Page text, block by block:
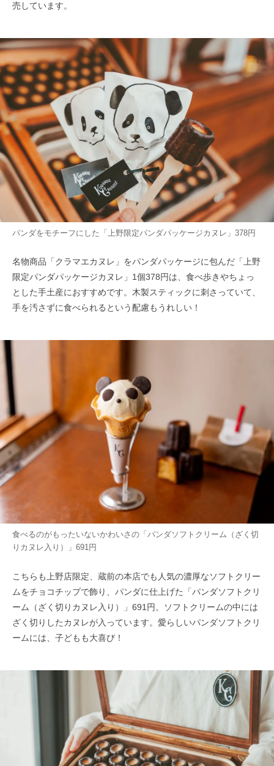
売しています。
パンダをモチーフにした「上野限定パンダパッケージカヌレ」378円
名物商品「クラマエカヌレ」をパンダパッケージに包んだ「上野
限定パンダパッケージカヌレ」1個378円は、食べ歩きやちょっ
とした手土産におすすめです。木製スティックに刺さっていて、
手を汚さずに食べられるという配慮もうれしい！
食べるのがもったいないかわいさの「パンダソフトクリーム（ざく切
りカヌレ入り）」691円
こちらも上野店限定、蔵前の本店でも人気の濃厚なソフトクリー
ムをチョコチップで飾り、パンダに仕上げた「パンダソフトクリ
ーム（ざく切りカヌレ入り）」691円。ソフトクリームの中には
ざく切りしたカヌレが入っています。愛らしいパンダソフトクリ
ームには、子どもも大喜び！